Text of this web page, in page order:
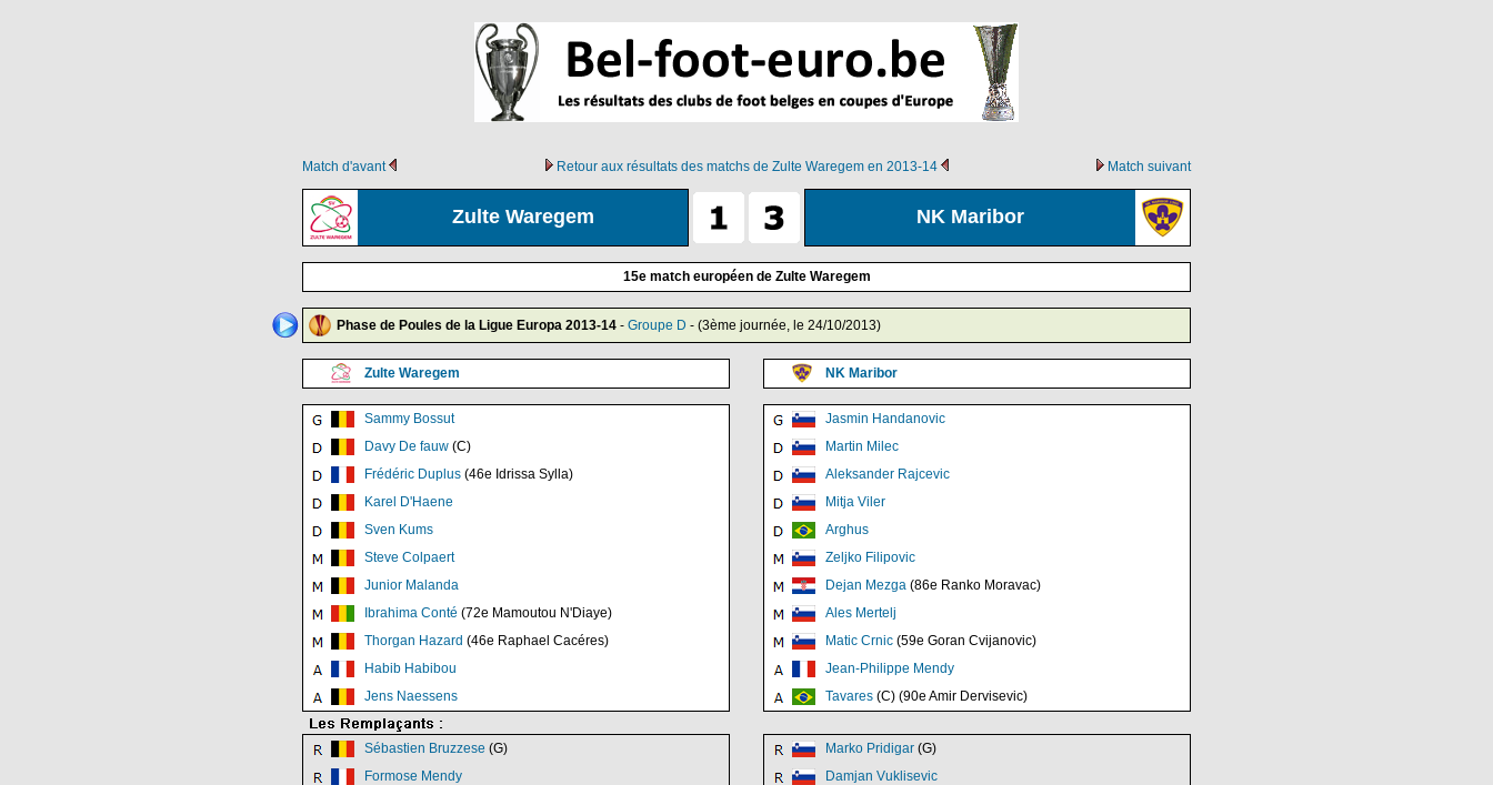
Match d'avant Retour aux résultats des matchs de Zulte Waregem en 2013-14 Match suivant
Zulte Waregem NK Maribor
15e match européen de Zulte Waregem
Phase de Poules de la Ligue Europa 2013-14 - Groupe D - (3ème journée, le 24/10/2013)
Zulte Waregem NK Maribor
Sammy Bossut
Jasmin Handanovic
Davy De fauw (C)
Martin Milec
Frédéric Duplus (46e Idrissa Sylla)
Aleksander Rajcevic
Karel D'Haene
Mitja Viler
Sven Kums
Arghus
Steve Colpaert
Zeljko Filipovic
Junior Malanda
Dejan Mezga (86e Ranko Moravac)
Ibrahima Conté (72e Mamoutou N'Diaye)
Ales Mertelj
Thorgan Hazard (46e Raphael Cacéres) Matic Crnic (59e Goran Cvijanovic)
Habib Habibou
Jean-Philippe Mendy
Jens Naessens
Tavares (C) (90e Amir Dervisevic)
Sébastien Bruzzese (G) Marko Pridigar (G)
Formose Mendy
Damjan Vuklisevic